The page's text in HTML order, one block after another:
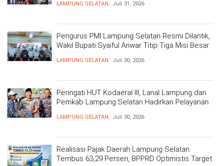
LAMPUNG SELATAN Juli 31, 2026
Pengurus PMI Lampung Selatan Resmi Dilantik,
Wakil Bupati Syaiful Anwar Titip Tiga Misi Besar
LAMPUNG SELATAN Juli 30, 2026
Peringati HUT Kodaeral III, Lanal Lampung dan
Pemkab Lampung Selatan Hadirkan Pelayanan
LAMPUNG SELATAN Juli 30, 2026
Realisasi Pajak Daerah Lampung Selatan
Tembus 63,29 Persen, BPPRD Optimistis Target